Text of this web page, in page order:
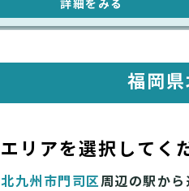
詳細をみる
福岡
エリアを選択してく
北九州市門司区周辺の駅か